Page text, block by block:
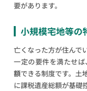
要があります。
小規模宅地等の
亡くなった方が住んで
一定の要件を満たせ
額できる制度です。土
に課税遺産総額が基礎